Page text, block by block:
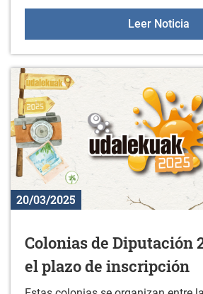
Leer Noticia
20/03/2025
Colonias de Diputación
el plazo de inscripción